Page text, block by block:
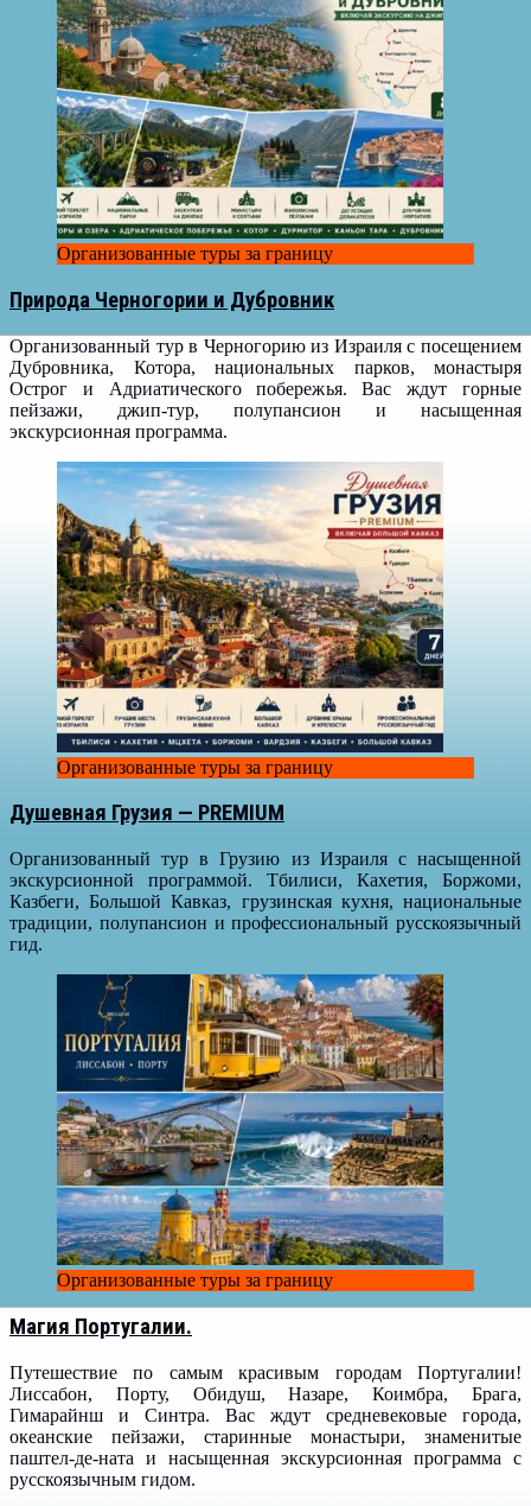
Организованные туры за границу
Природа Черногории и Дубровник
Организованный тур в Черногорию из Израиля с посещением
Дубровника, Котора, национальных парков, монастыря
Острог и Адриатического побережья. Вас ждут горные
пейзажи, джип-тур, полупансион и насыщенная
экскурсионная программа.
Организованные туры за границу
Душевная Грузия — PREMIUM
Организованный тур в Грузию из Израиля с насыщенной
экскурсионной программой. Тбилиси, Кахетия, Боржоми,
Казбеги, Большой Кавказ, грузинская кухня, национальные
традиции, полупансион и профессиональный русскоязычный
гид.
Организованные туры за границу
Магия Португалии.
Путешествие по самым красивым городам Португалии!
Лиссабон, Порту, Обидуш, Назаре, Коимбра, Брага,
Гимарайнш и Синтра. Вас ждут средневековые города,
океанские пейзажи, старинные монастыри, знаменитые
паштел-де-ната и насыщенная экскурсионная программа с
русскоязычным гидом.